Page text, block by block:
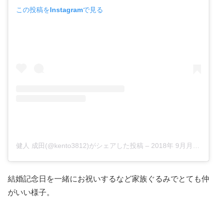
この投稿をInstagramで見る
健人 成田(@kento3812)がシェアした投稿 – 2018年 9月月28日午前6時18分PDT
結婚記念日を一緒にお祝いするなど家族ぐるみでとても仲
がいい様子。